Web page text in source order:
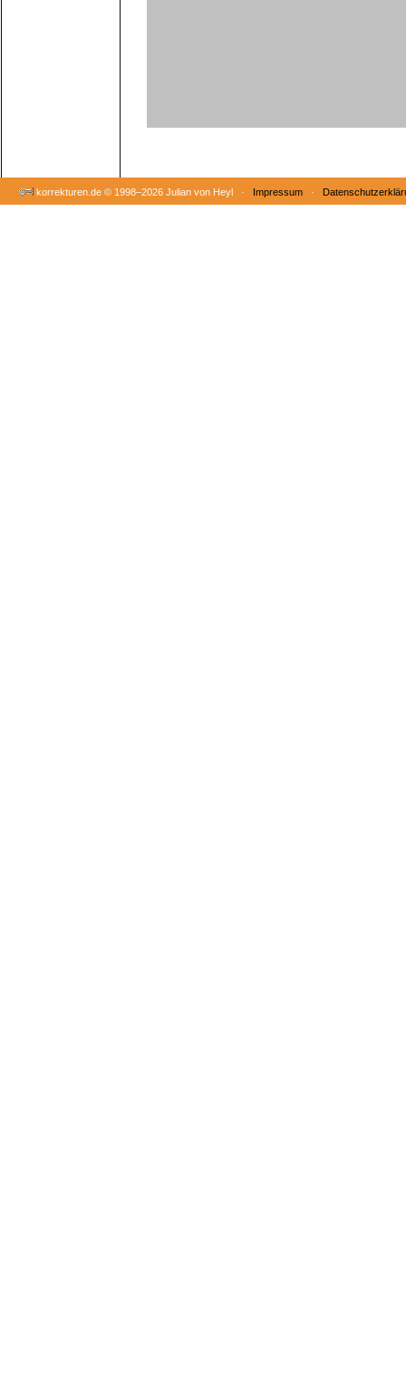
korrekturen.de © 1998–2026 Julian von Heyl · Impressum ·